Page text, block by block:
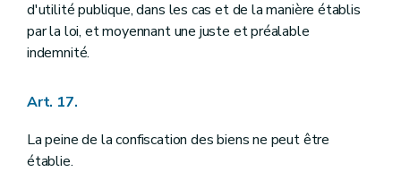
d'utilité publique, dans les cas et de la manière établis
par la loi, et moyennant une juste et préalable
indemnité.
Art. 17.
La peine de la confiscation des biens ne peut être
établie.